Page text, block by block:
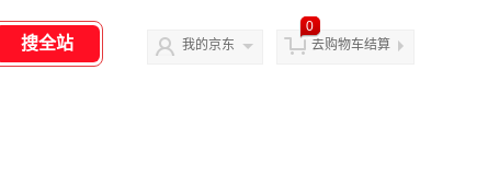
我的京东
0
去购物车结算